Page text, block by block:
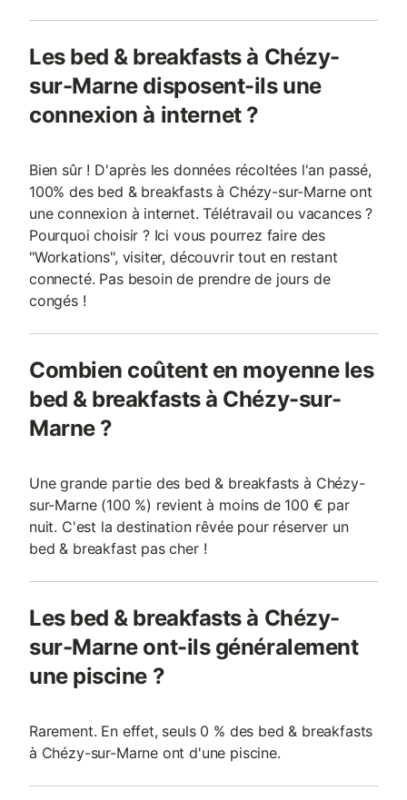
Les bed & breakfasts à Chézy-
sur-Marne disposent-ils une
connexion à internet ?
Bien sûr ! D'après les données récoltées l'an passé,
100% des bed & breakfasts à Chézy-sur-Marne ont
une connexion à internet. Télétravail ou vacances ?
Pourquoi choisir ? Ici vous pourrez faire des
"Workations", visiter, découvrir tout en restant
connecté. Pas besoin de prendre de jours de
congés !
Combien coûtent en moyenne les
bed & breakfasts à Chézy-sur-
Marne ?
Une grande partie des bed & breakfasts à Chézy-
sur-Marne (100 %) revient à moins de 100 € par
nuit. C'est la destination rêvée pour réserver un
bed & breakfast pas cher !
Les bed & breakfasts à Chézy-
sur-Marne ont-ils généralement
une piscine ?
Rarement. En effet, seuls 0 % des bed & breakfasts
à Chézy-sur-Marne ont d'une piscine.